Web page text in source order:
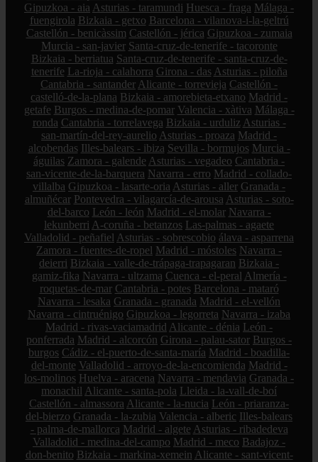
Gipuzkoa - aia Asturias - taramundi Huesca - fraga Málaga -
fuengirola Bizkaia - getxo Barcelona - vilanova-i-la-geltrú
Castellón - benicàssim Castellón - jérica Gipuzkoa - zumaia
Murcia - san-javier Santa-cruz-de-tenerife - tacoronte
Bizkaia - berriatua Santa-cruz-de-tenerife - santa-cruz-de-
tenerife La-rioja - calahorra Girona - das Asturias - piloña
Cantabria - santander Alicante - torrevieja Castellón -
castelló-de-la-plana Bizkaia - amorebieta-etxano Madrid -
getafe Burgos - medina-de-pomar Valencia - xàtiva Málaga -
ronda Cantabria - torrelavega Bizkaia - urduliz Asturias -
san-martín-del-rey-aurelio Asturias - proaza Madrid -
alcobendas Illes-balears - ibiza Sevilla - bormujos Murcia -
águilas Zamora - galende Asturias - vegadeo Cantabria -
san-vicente-de-la-barquera Navarra - erro Madrid - collado-
villalba Gipuzkoa - lasarte-oria Asturias - aller Granada -
almuñécar Pontevedra - vilagarcía-de-arousa Asturias - soto-
del-barco León - león Madrid - el-molar Navarra -
lekunberri A-coruña - betanzos Las-palmas - agaete
Valladolid - peñafiel Asturias - sobrescobio álava - asparrena
Zamora - fuentes-de-ropel Madrid - móstoles Navarra -
deierri Bizkaia - valle-de-trápaga-trapagaran Bizkaia -
gamiz-fika Navarra - ultzama Cuenca - el-peral Almería -
roquetas-de-mar Cantabria - potes Barcelona - mataró
Navarra - lesaka Granada - granada Madrid - el-vellón
Navarra - cintruénigo Gipuzkoa - legorreta Navarra - izaba
Madrid - rivas-vaciamadrid Alicante - dénia León -
ponferrada Madrid - alcorcón Girona - palau-sator Burgos -
burgos Cádiz - el-puerto-de-santa-maría Madrid - boadilla-
del-monte Valladolid - arroyo-de-la-encomienda Madrid -
los-molinos Huelva - aracena Navarra - mendavia Granada -
monachil Alicante - santa-pola Lleida - la-vall-de-boí
Castellón - almassora Alicante - la-nucia León - priaranza-
del-bierzo Granada - la-zubia Valencia - alberic Illes-balears
- palma-de-mallorca Madrid - algete Asturias - ribadedeva
Valladolid - medina-del-campo Madrid - meco Badajoz -
don-benito Bizkaia - markina-xemein Alicante - sant-vicent-